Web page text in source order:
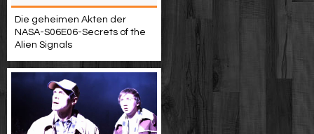
Die geheimen Akten der
NASA-S06E06-Secrets of the
Alien Signals